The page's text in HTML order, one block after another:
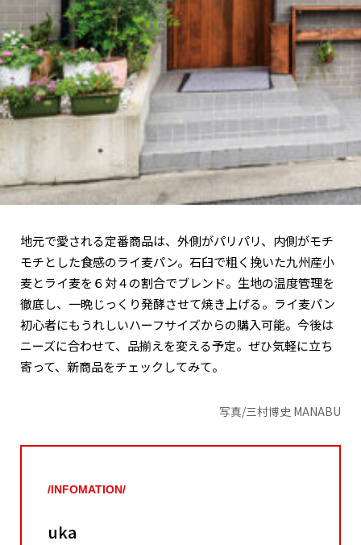
地元で愛される定番商品は、外側がパリパリ、内側がモチ
モチとした食感のライ麦パン。石臼で粗く挽いた九州産小
麦とライ麦を６対４の割合でブレンド。生地の温度管理を
徹底し、一晩じっくり発酵させて焼き上げる。ライ麦パン
初心者にもうれしいハーフサイズからの購入可能。今後は
ニーズに合わせて、品揃えを変える予定。ぜひ気軽に立ち
寄って、新商品をチェックしてみて。
写真/三村博史 MANABU
/INFOMATION/
uka